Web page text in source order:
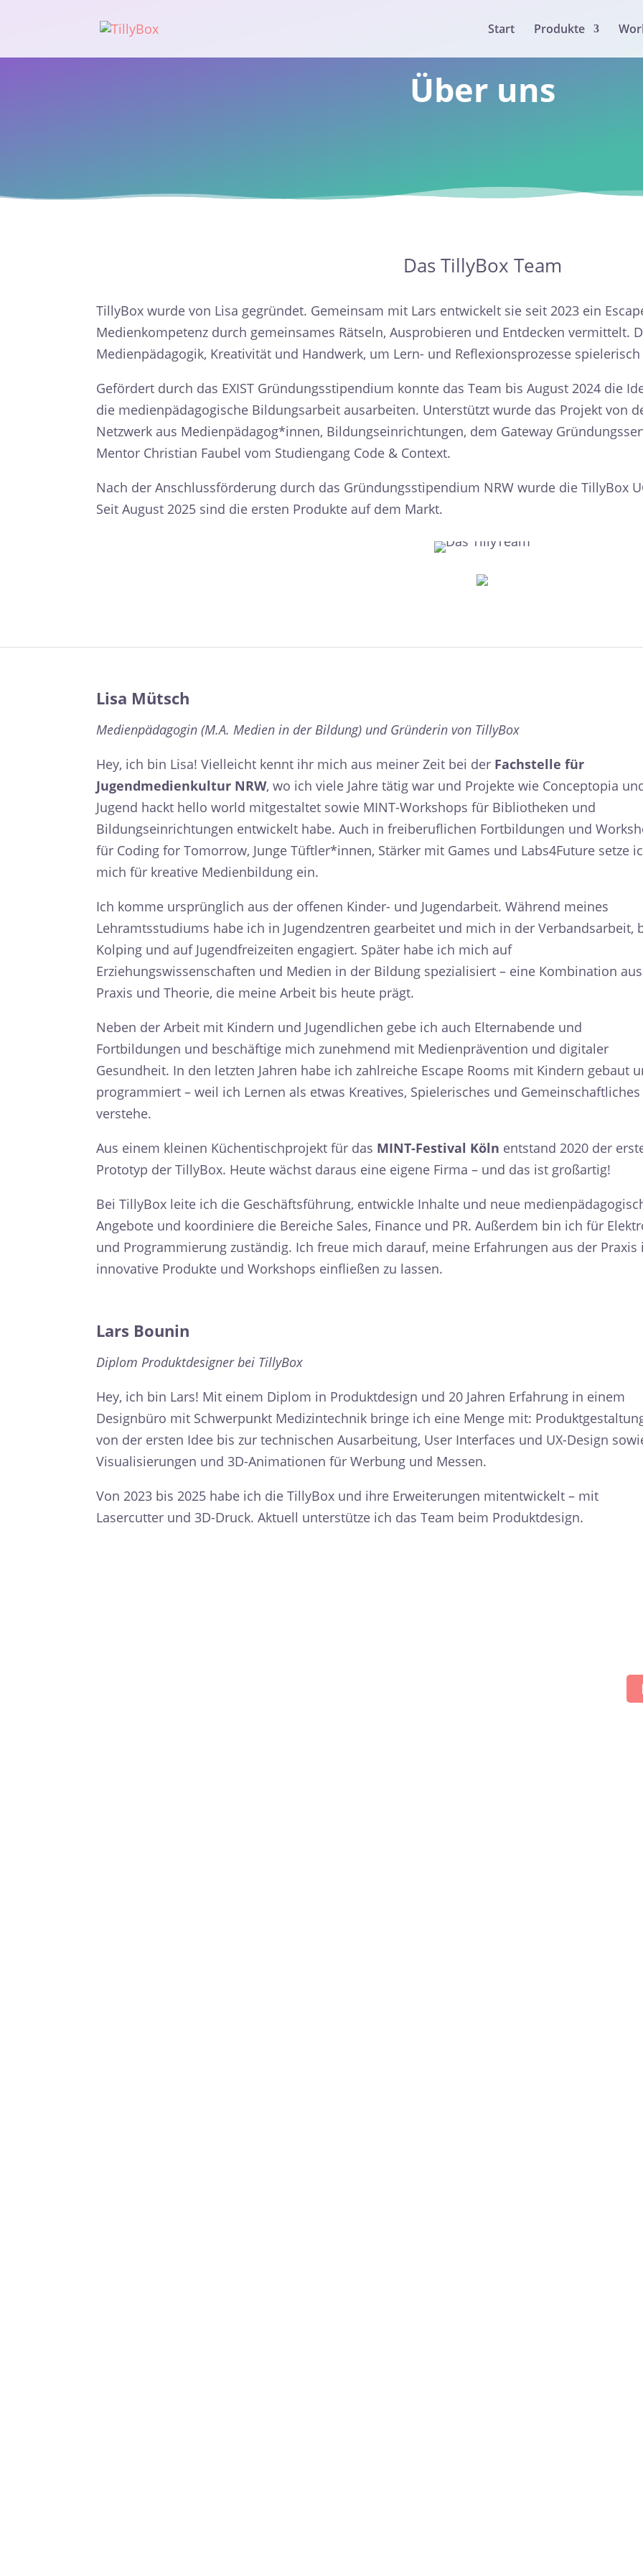
Start Produkte
Über uns
Das TillyBox Team
TillyBox wurde von Lisa gegründet. Gemeinsam mit Lars entwickelt sie seit 2023 ein
Medienkompetenz durch gemeinsames Rätseln, Ausprobieren und Entdecken vermittelt.
Medienpädagogik, Kreativität und Handwerk, um Lern- und Reflexionsprozesse
Gefördert durch das EXIST Gründungsstipendium konnte das Team bis August 2024 die
die medienpädagogische Bildungsarbeit ausarbeiten. Unterstützt wurde das Projekt von
Netzwerk aus Medienpädagog*innen, Bildungseinrichtungen, dem Gateway
Mentor Christian Faubel vom Studiengang Code & Context.
Nach der Anschlussförderung durch das Gründungsstipendium NRW wurde die TillyBox
Seit August 2025 sind die ersten Produkte auf dem Markt.
Lisa Mütsch
Medienpädagogin (M.A. Medien in der Bildung) und Gründerin von TillyBox
Hey, ich bin Lisa! Vielleicht kennt ihr mich aus meiner Zeit bei der Fachstelle für
Jugendmedienkultur NRW, wo ich viele Jahre tätig war und Projekte wie Conceptopia
Jugend hackt hello world mitgestaltet sowie MINT-Workshops für Bibliotheken und
Bildungseinrichtungen entwickelt habe. Auch in freiberuflichen Fortbildungen und
für Coding for Tomorrow, Junge Tüftler*innen, Stärker mit Games und Labs4Future setze
mich für kreative Medienbildung ein.
Ich komme ursprünglich aus der offenen Kinder- und Jugendarbeit. Während meines
Lehramtsstudiums habe ich in Jugendzentren gearbeitet und mich in der Verbandsarbeit,
Kolping und auf Jugendfreizeiten engagiert. Später habe ich mich auf
Erziehungswissenschaften und Medien in der Bildung spezialisiert – eine Kombination aus
Praxis und Theorie, die meine Arbeit bis heute prägt.
Neben der Arbeit mit Kindern und Jugendlichen gebe ich auch Elternabende und
Fortbildungen und beschäftige mich zunehmend mit Medienprävention und digitaler
Gesundheit. In den letzten Jahren habe ich zahlreiche Escape Rooms mit Kindern gebaut
programmiert – weil ich Lernen als etwas Kreatives, Spielerisches und Gemeinschaftliches
verstehe.
Aus einem kleinen Küchentischprojekt für das MINT-Festival Köln entstand 2020 der
Prototyp der TillyBox. Heute wächst daraus eine eigene Firma – und das ist großartig!
Bei TillyBox leite ich die Geschäftsführung, entwickle Inhalte und neue
Angebote und koordiniere die Bereiche Sales, Finance und PR. Außerdem bin ich für
und Programmierung zuständig. Ich freue mich darauf, meine Erfahrungen aus der Praxis
innovative Produkte und Workshops einfließen zu lassen.
Lars Bounin
Diplom Produktdesigner bei TillyBox
Hey, ich bin Lars! Mit einem Diplom in Produktdesign und 20 Jahren Erfahrung in einem
Designbüro mit Schwerpunkt Medizintechnik bringe ich eine Menge mit:
von der ersten Idee bis zur technischen Ausarbeitung, User Interfaces und UX-Design
Visualisierungen und 3D-Animationen für Werbung und Messen.
Von 2023 bis 2025 habe ich die TillyBox und ihre Erweiterungen mitentwickelt – mit
Lasercutter und 3D-Druck. Aktuell unterstütze ich das Team beim Produktdesign.